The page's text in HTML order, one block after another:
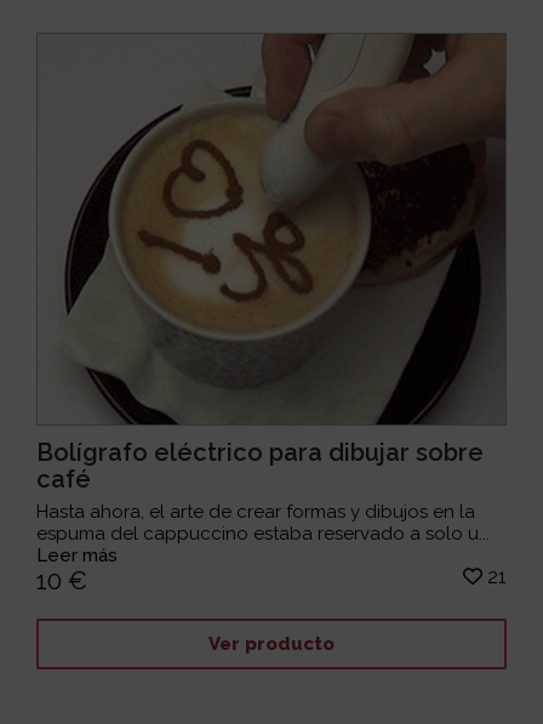
Bolígrafo eléctrico para dibujar sobre
café
Hasta ahora, el arte de crear formas y dibujos en la
espuma del cappuccino estaba reservado a solo u...
Leer más
10 € 21
Ver producto